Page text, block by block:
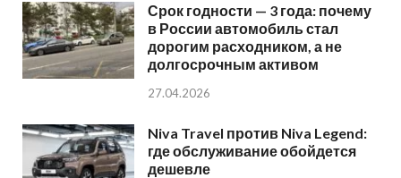
Срок годности — 3 года: почему
в России автомобиль стал
дорогим расходником, а не
долгосрочным активом
27.04.2026
Niva Travel против Niva Legend:
где обслуживание обойдется
дешевле